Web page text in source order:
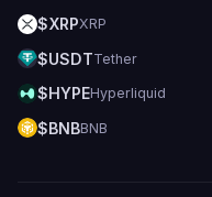
$XRPXRP
$USDTTether
$HYPEHyperliquid
$BNBBNB